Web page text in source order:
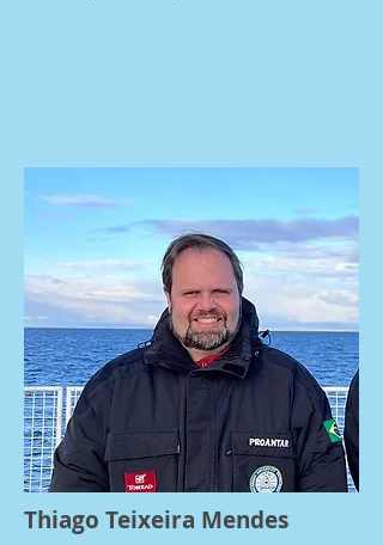
Thiago Teixeira Mendes